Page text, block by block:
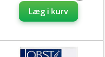
Læg i kurv